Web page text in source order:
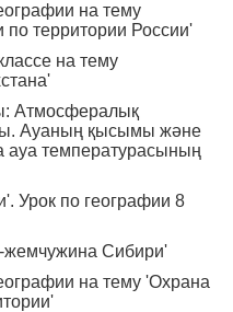
на тему
по территории России'
на тему
Атмосфералық
Ауаның қысымы және
ауа температурасының
Урок по географии 8
жемчужина Сибири'
на тему 'Охрана